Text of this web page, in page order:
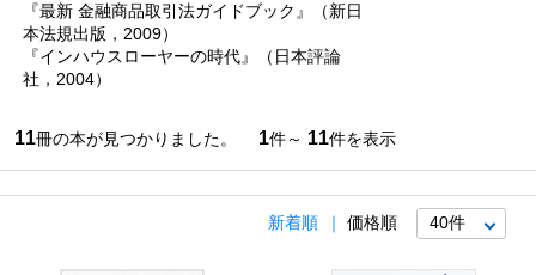
『最新 金融商品取引法ガイドブック』（新日
本法規出版，2009）
『インハウスローヤーの時代』（日本評論
社，2004）
11冊の本が見つかりました。 1件～ 11件を表示
新着順 価格順